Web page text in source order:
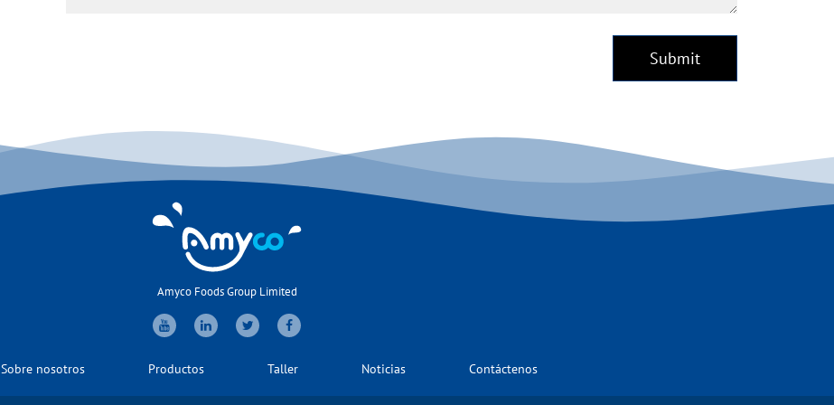
Submit
Amyco Foods Group Limited
Sobre nosotros Productos Taller Noticias Contáctenos